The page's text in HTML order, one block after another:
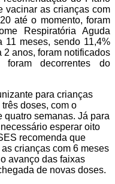
vacinar as crianças com
até o momento, foram
Respiratória Aguda
11 meses, sendo 11,4%
2 anos, foram notificados
decorrentes do
para crianças
doses, com o
quatro semanas. Já para
esperar oito
recomenda que
crianças com 6 meses
avanço das faixas
de novas doses.